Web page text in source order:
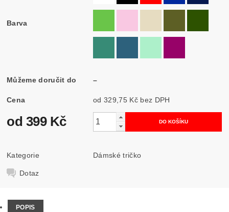
Barva
Můžeme doručit do –
Cena od 329,75 Kč bez DPH
od 399 Kč
Kategorie Dámské tričko
Dotaz
POPIS